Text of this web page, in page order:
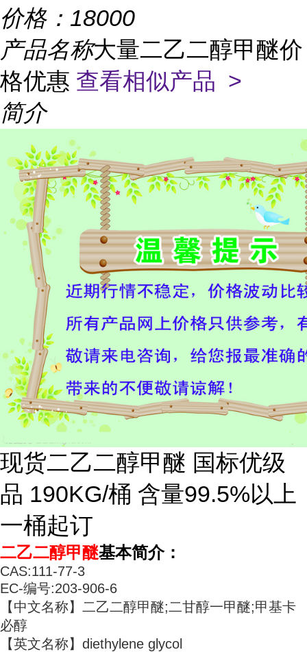
价格： 18000
产品名称大量二乙二醇甲醚价
格优惠 查看相似产品 >
简介
现货二乙二醇甲醚 国标优级
品 190KG/桶 含量99.5%以上
一桶起订
二乙二醇甲醚基本简介：
CAS:111-77-3
EC-编号:203-906-6
【中文名称】二乙二醇甲醚;二甘醇一甲醚;甲基卡
必醇
【英文名称】diethylene glycol